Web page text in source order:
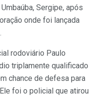
Sergipe, após
onde foi lançada
rodoviário Paulo
triplamente qualificado
chance de defesa para
foi o policial que atirou